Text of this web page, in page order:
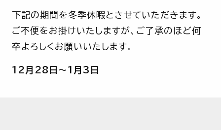
下記の期間を冬季休暇とさせていただきます。
ご不便をお掛けいたしますが、ご了承のほど何
卒よろしくお願いいたします。
12月28日～1月3日